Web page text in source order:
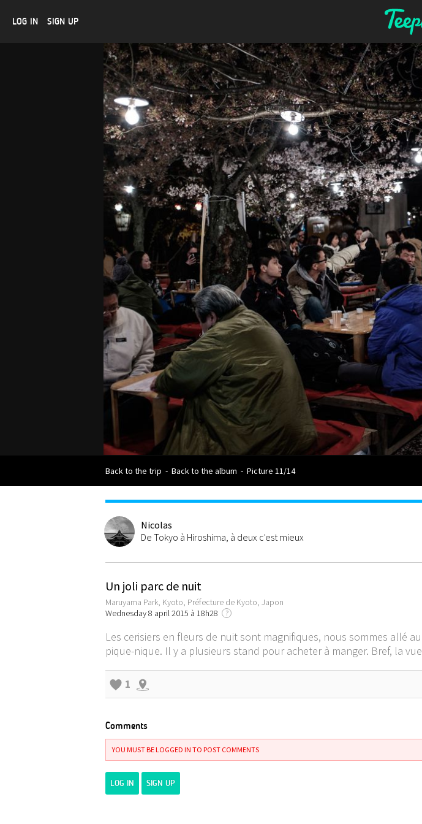
LOG IN SIGN UP
Back to the trip - Back to the album - Picture 11/14
Nicolas
De Tokyo à Hiroshima, à deux c'est mieux
Un joli parc de nuit
Maruyama Park, Kyoto, Préfecture de Kyoto, Japon
Wednesday 8 april 2015 à 18h28
?
Les cerisiers en fleurs de nuit sont magnifiques, nous sommes allé
pique-nique. Il y a plusieurs stand pour acheter à manger. Bref, la
1
Comments
YOU MUST BE LOGGED IN TO POST COMMENTS
LOG IN SIGN UP